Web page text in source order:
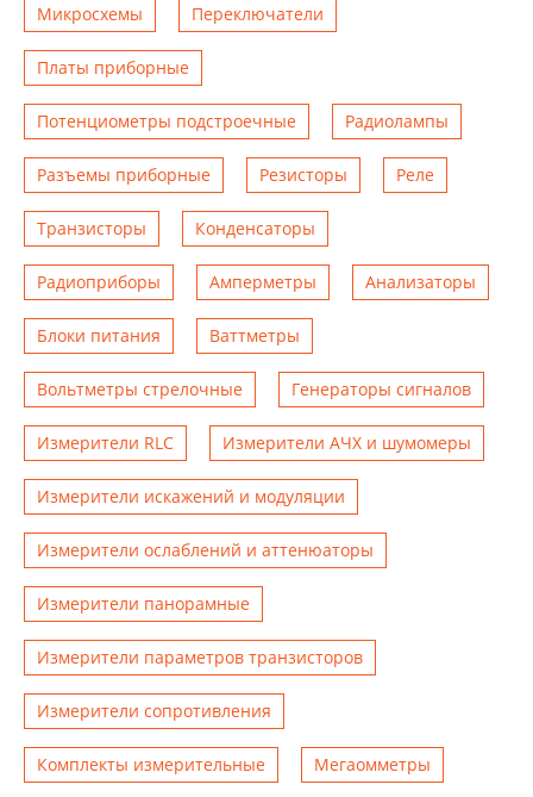
Микросхемы Переключатели
Платы приборные
Потенциометры подстроечные Радиолампы
Разъемы приборные Резисторы Реле
Транзисторы Конденсаторы
Радиоприборы Амперметры Анализаторы
Блоки питания Ваттметры
Вольтметры стрелочные Генераторы сигналов
Измерители RLC Измерители АЧХ и шумомеры
Измерители искажений и модуляции
Измерители ослаблений и аттенюаторы
Измерители панорамные
Измерители параметров транзисторов
Измерители сопротивления
Комплекты измерительные Мегаомметры